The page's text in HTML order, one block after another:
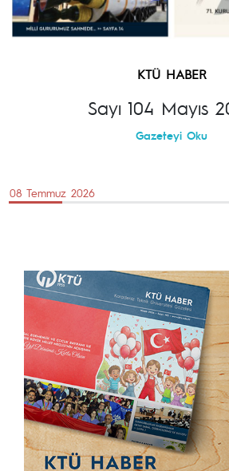
KTÜ HABER
Sayı 104 Mayıs
Gazeteyi Oku
08 Temmuz 2026